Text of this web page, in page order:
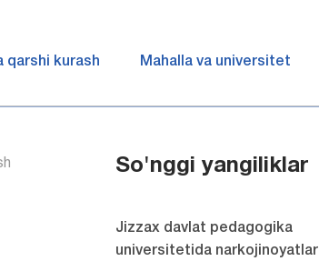
qarshi kurash Mahalla va universitet
So'nggi yangiliklar
Jizzax davlat pedagogika
universitetida narkojinoyatlar